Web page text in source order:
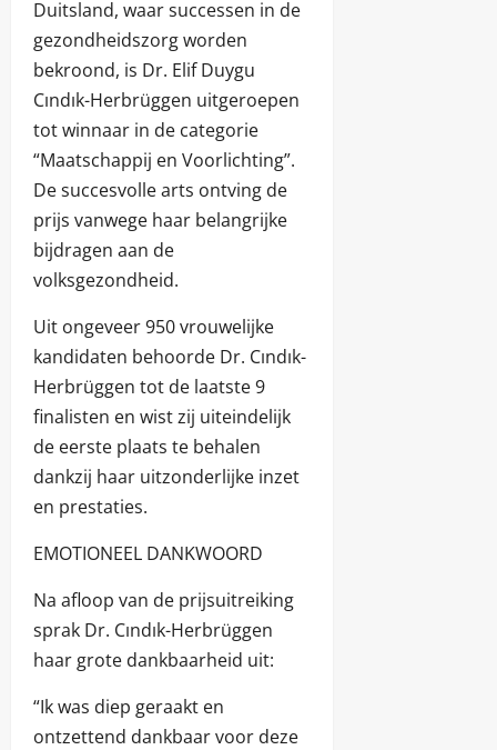
Duitsland, waar successen in de
gezondheidszorg worden
bekroond, is Dr. Elif Duygu
Cındık-Herbrüggen uitgeroepen
tot winnaar in de categorie
“Maatschappij en Voorlichting”.
De succesvolle arts ontving de
prijs vanwege haar belangrijke
bijdragen aan de
volksgezondheid.
Uit ongeveer 950 vrouwelijke
kandidaten behoorde Dr. Cındık-
Herbrüggen tot de laatste 9
finalisten en wist zij uiteindelijk
de eerste plaats te behalen
dankzij haar uitzonderlijke inzet
en prestaties.
EMOTIONEEL DANKWOORD
Na afloop van de prijsuitreiking
sprak Dr. Cındık-Herbrüggen
haar grote dankbaarheid uit:
“Ik was diep geraakt en
ontzettend dankbaar voor deze